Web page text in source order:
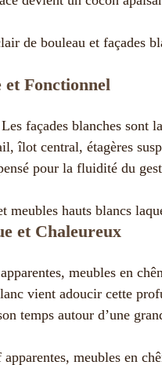
Fonctionnel
façades blanches sont
îlot central, étagères
pour la fluidité du
et Chaleureux
meubles en
vient adoucir cette
temps autour d’une